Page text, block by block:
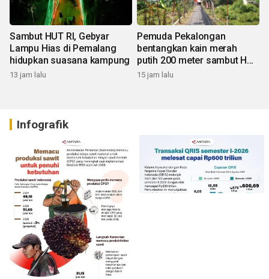
Sambut HUT RI, Gebyar
Lampu Hias di Pemalang
hidupkan suasana kampung
13 jam lalu
Pemuda Pekalongan
bentangkan kain merah
putih 200 meter sambut HUT
RI
15 jam lalu
Infografik